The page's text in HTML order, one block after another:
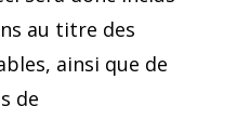
au titre des
ainsi que de
de